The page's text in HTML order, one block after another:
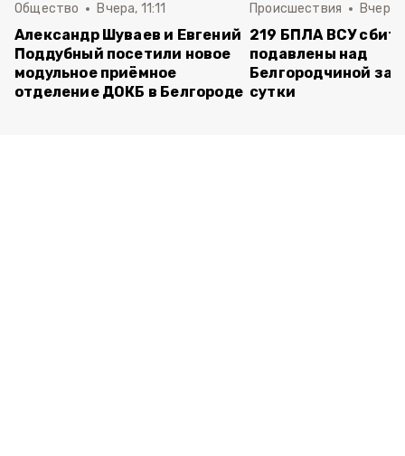
Общество Вчера, 11:11
Александр Шуваев и Евгений
Поддубный посетили новое
модульное приёмное
отделение ДОКБ в Белгороде
Происшествия Вчера,
219 БПЛА ВСУ
подавлены над
Белгородчиной за
сутки